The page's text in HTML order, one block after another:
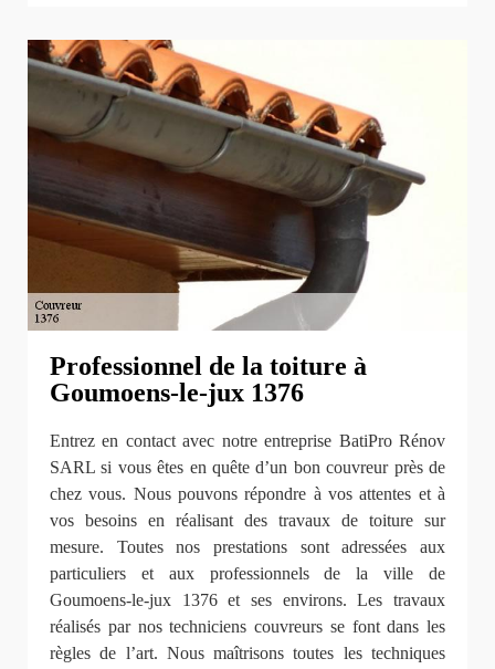
Professionnel de la toiture à
Goumoens-le-jux 1376
Entrez en contact avec notre entreprise BatiPro Rénov
SARL si vous êtes en quête d’un bon couvreur près de
chez vous. Nous pouvons répondre à vos attentes et à
vos besoins en réalisant des travaux de toiture sur
mesure. Toutes nos prestations sont adressées aux
particuliers et aux professionnels de la ville de
Goumoens-le-jux 1376 et ses environs. Les travaux
réalisés par nos techniciens couvreurs se font dans les
règles de l’art. Nous maîtrisons toutes les techniques